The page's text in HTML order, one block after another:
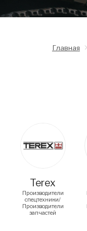
Главная
Terex
Производители
спецтехники/
Производители
запчастей